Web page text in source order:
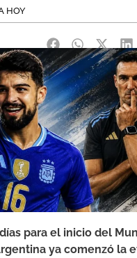
HOY
para el inicio del
ya comenzó la